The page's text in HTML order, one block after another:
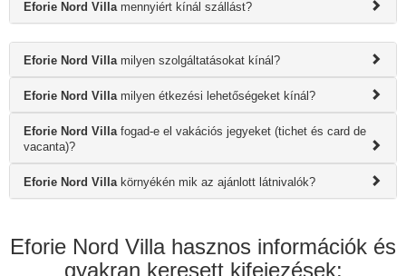
Eforie Nord Villa mennyiért kínál szállást?
Eforie Nord Villa milyen szolgáltatásokat kínál?
Eforie Nord Villa milyen étkezési lehetőségeket kínál?
Eforie Nord Villa fogad-e el vakációs jegyeket (tichet és card de
vacanta)?
Eforie Nord Villa környékén mik az ajánlott látnivalók?
Eforie Nord Villa hasznos információk és
gyakran keresett kifejezések: